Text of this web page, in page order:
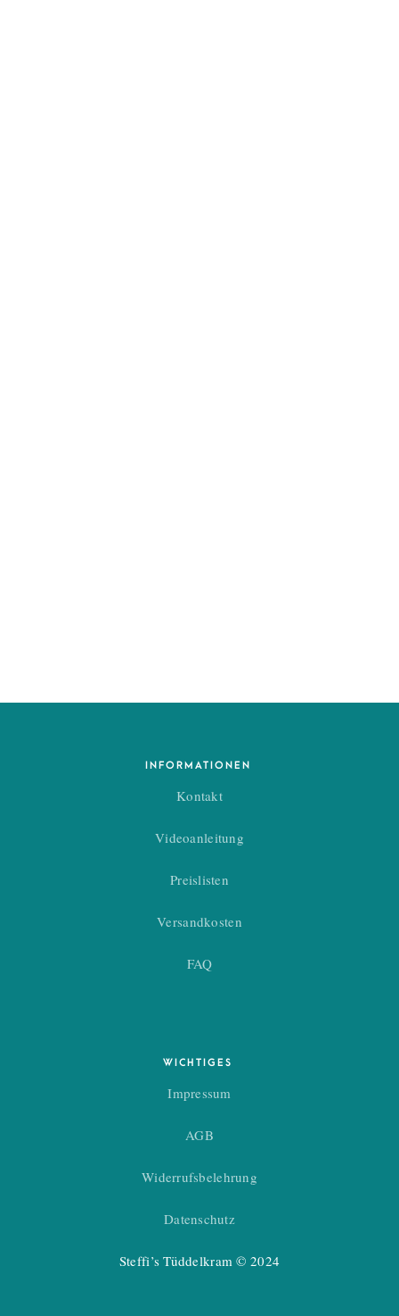
INFORMATIONEN
Kontakt
Videoanleitung
Preislisten
Versandkosten
FAQ
WICHTIGES
Impressum
AGB
Widerrufsbelehrung
Datenschutz
Steffi’s Tüddelkram © 2024